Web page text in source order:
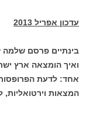
עדכון אפריל 2013
בינתיים פרסם שלמה
ואיך הומצאה ארץ
אחד: לדעת הפרופסור
המצאות וירטואליות,